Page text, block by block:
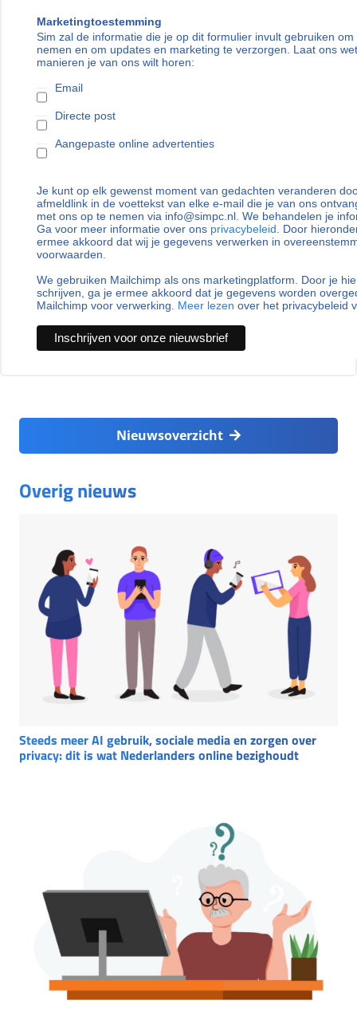
Marketingtoestemming
Sim zal de informatie die je op dit formulier invult gebruiken
nemen en om updates en marketing te verzorgen. Laat ons
manieren je van ons wilt horen:
Email
Directe post
Aangepaste online advertenties
Je kunt op elk gewenst moment van gedachten veranderen
afmeldlink in de voettekst van elke e-mail die je van ons
met ons op te nemen via info@simpc.nl. We behandelen je
Ga voor meer informatie over ons privacybeleid . Door
ermee akkoord dat wij je gegevens verwerken in
voorwaarden.
We gebruiken Mailchimp als ons marketingplatform. Door je
schrijven, ga je ermee akkoord dat je gegevens worden
Mailchimp voor verwerking. Meer lezen over het privacybeleid
Nieuwsoverzicht
Overig nieuws
Steeds meer AI gebruik, sociale media en zorgen over
privacy: dit is wat Nederlanders online bezighoudt